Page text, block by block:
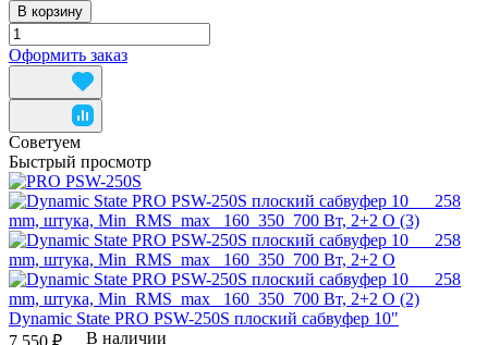
В корзину
Оформить заказ
Советуем
Быстрый просмотр
Dynamic State PRO PSW-250S плоский сабвуфер 10"
7 550 ₽
В наличии